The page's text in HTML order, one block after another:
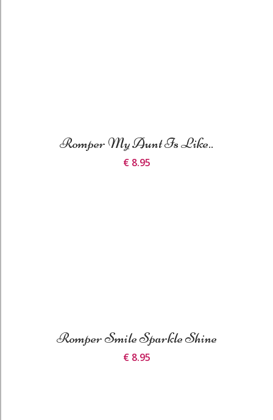
Romper My Aunt Is Like..
€ 8.95
Romper Smile Sparkle Shine
€ 8.95